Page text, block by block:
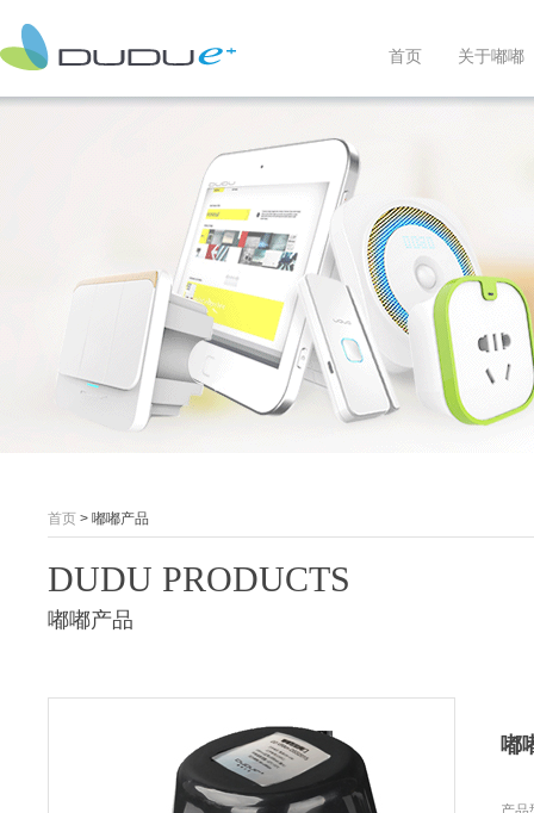
首页 关于嘟嘟
首页 > 嘟嘟产品
DUDU PRODUCTS
嘟嘟产品
嘟